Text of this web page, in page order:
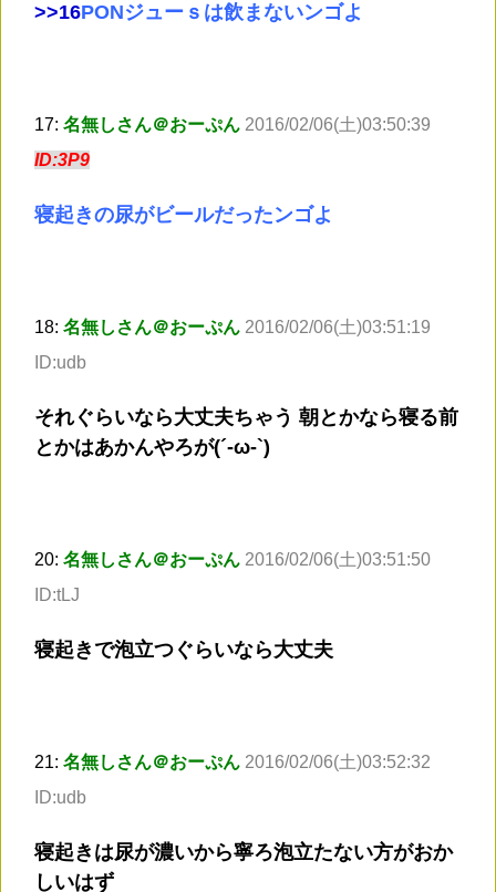
>>16PONジューｓは飲まないンゴよ
17: 名無しさん＠おーぷん 2016/02/06(土)03:50:39
ID:3P9
寝起きの尿がビールだったンゴよ
18: 名無しさん＠おーぷん 2016/02/06(土)03:51:19
ID:udb
それぐらいなら大丈夫ちゃう 朝とかなら寝る前
とかはあかんやろが(´-ω-`)
20: 名無しさん＠おーぷん 2016/02/06(土)03:51:50
ID:tLJ
寝起きで泡立つぐらいなら大丈夫
21: 名無しさん＠おーぷん 2016/02/06(土)03:52:32
ID:udb
寝起きは尿が濃いから寧ろ泡立たない方がおか
しいはず